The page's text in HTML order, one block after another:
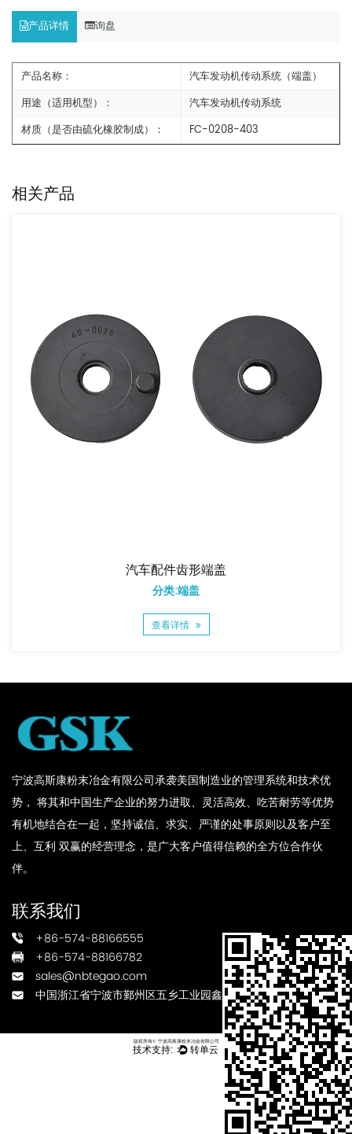
产品详情 询盘
产品名称：
汽车发动机传动系统（端盖）
用途（适用机型）：
汽车发动机传动系统
材质（是否由硫化橡胶制成）：
FC-0208-403
相关产品
汽车配件齿形端盖
分类:端盖
查看详情
宁波高斯康粉末冶金有限公司承袭美国制造业的管理系统和技术优
势， 将其和中国生产企业的努力进取、灵活高效、吃苦耐劳等优势
有机地结合在一起，坚持诚信、求实、严谨的处事原则以及客户至
上、互利 双赢的经营理念，是广大客户值得信赖的全方位合作伙
伴。
联系我们
+86-574-88166555
+86-574-88166782
sales@nbtegao.com
中国浙江省宁波市鄞州区五乡工业园鑫瑞路3号
版权所有© 宁波高斯康粉末冶金有限公司